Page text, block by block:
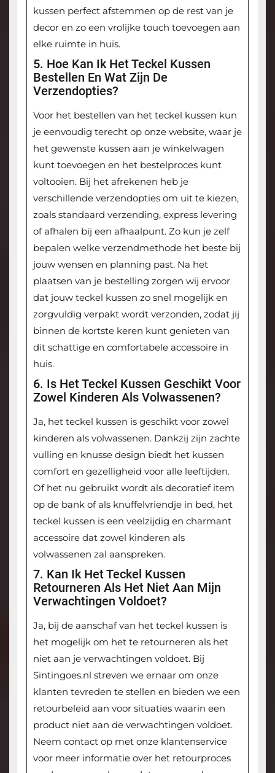
kussen perfect afstemmen op de rest van je
decor en zo een vrolijke touch toevoegen aan
elke ruimte in huis.
5. Hoe Kan Ik Het Teckel Kussen
Bestellen En Wat Zijn De
Verzendopties?
Voor het bestellen van het teckel kussen kun
je eenvoudig terecht op onze website, waar je
het gewenste kussen aan je winkelwagen
kunt toevoegen en het bestelproces kunt
voltooien. Bij het afrekenen heb je
verschillende verzendopties om uit te kiezen,
zoals standaard verzending, express levering
of afhalen bij een afhaalpunt. Zo kun je zelf
bepalen welke verzendmethode het beste bij
jouw wensen en planning past. Na het
plaatsen van je bestelling zorgen wij ervoor
dat jouw teckel kussen zo snel mogelijk en
zorgvuldig verpakt wordt verzonden, zodat jij
binnen de kortste keren kunt genieten van
dit schattige en comfortabele accessoire in
huis.
6. Is Het Teckel Kussen Geschikt Voor
Zowel Kinderen Als Volwassenen?
Ja, het teckel kussen is geschikt voor zowel
kinderen als volwassenen. Dankzij zijn zachte
vulling en knusse design biedt het kussen
comfort en gezelligheid voor alle leeftijden.
Of het nu gebruikt wordt als decoratief item
op de bank of als knuffelvriendje in bed, het
teckel kussen is een veelzijdig en charmant
accessoire dat zowel kinderen als
volwassenen zal aanspreken.
7. Kan Ik Het Teckel Kussen
Retourneren Als Het Niet Aan Mijn
Verwachtingen Voldoet?
Ja, bij de aanschaf van het teckel kussen is
het mogelijk om het te retourneren als het
niet aan je verwachtingen voldoet. Bij
Sintingoes.nl streven we ernaar om onze
klanten tevreden te stellen en bieden we een
retourbeleid aan voor situaties waarin een
product niet aan de verwachtingen voldoet.
Neem contact op met onze klantenservice
voor meer informatie over het retourproces